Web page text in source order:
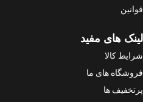
قوانین
لینک های مفید
شرایط کالا
فروشگاه های ما
پرتخفیف ها